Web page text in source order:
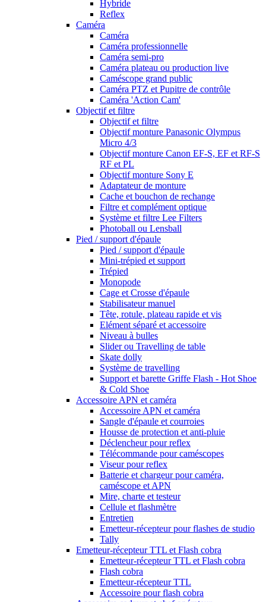
Hybride
Reflex
Caméra
Caméra
Caméra professionnelle
Caméra semi-pro
Caméra plateau ou production live
Caméscope grand public
Caméra PTZ et Pupitre de contrôle
Caméra 'Action Cam'
Objectif et filtre
Objectif et filtre
Objectif monture Panasonic Olympus
Micro 4/3
Objectif monture Canon EF-S, EF et RF-S
RF et PL
Objectif monture Sony E
Adaptateur de monture
Cache et bouchon de rechange
Filtre et complément optique
Système et filtre Lee Filters
Photoball ou Lensball
Pied / support d'épaule
Pied / support d'épaule
Mini-trépied et support
Trépied
Monopode
Cage et Crosse d'épaule
Stabilisateur manuel
Tête, rotule, plateau rapide et vis
Elément séparé et accessoire
Niveau à bulles
Slider ou Travelling de table
Skate dolly
Système de travelling
Support et barette Griffe Flash - Hot Shoe
& Cold Shoe
Accessoire APN et caméra
Accessoire APN et caméra
Sangle d'épaule et courroies
Housse de protection et anti-pluie
Déclencheur pour reflex
Télécommande pour caméscopes
Viseur pour reflex
Batterie et chargeur pour caméra,
caméscope et APN
Mire, charte et testeur
Cellule et flashmètre
Entretien
Emetteur-récepteur pour flashes de studio
Tally
Emetteur-récepteur TTL et Flash cobra
Emetteur-récepteur TTL et Flash cobra
Flash cobra
Emetteur-récepteur TTL
Accessoire pour flash cobra